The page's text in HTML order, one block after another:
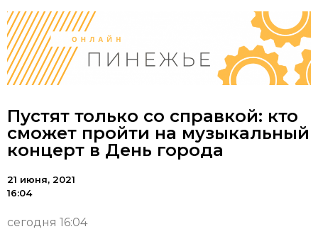
Пустят только со справкой: кто
сможет пройти на музыкальный
концерт в День города
21 июня, 2021
16:04
сегодня 16:04